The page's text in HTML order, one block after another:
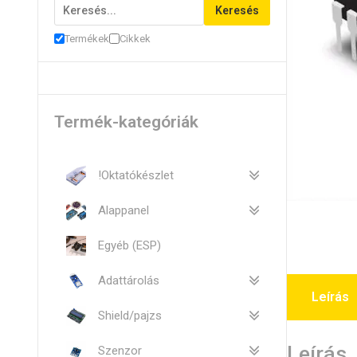
Leírás
Keresés
Termékek Cikkek
Termék-kategóriák
!Oktatókészlet
Alappanel
Egyéb (ESP)
Adattárolás
Shield/pajzs
Szenzor